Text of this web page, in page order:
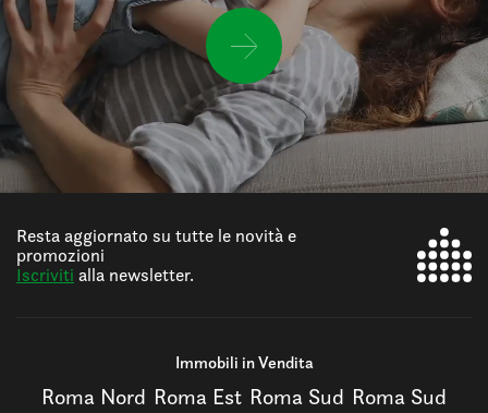
Resta aggiornato su tutte le novità e
promozioni
Iscriviti alla newsletter.
Immobili in Vendita
Roma Nord Roma Est Roma Sud Roma Sud